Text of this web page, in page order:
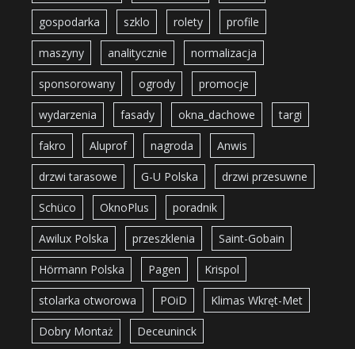
gospodarka szklo rolety profile
maszyny analitycznie normalizacja
sponsorowany ogrody promocje
wydarzenia fasady okna_dachowe targi
fakro Aluprof nagroda Anwis
drzwi tarasowe G-U Polska drzwi przesuwne
Schüco OknoPlus poradnik
Awilux Polska przeszklenia Saint-Gobain
Hörmann Polska Pagen Krispol
stolarka otworowa POiD Klimas Wkręt-Met
Dobry Montaż Deceuninck